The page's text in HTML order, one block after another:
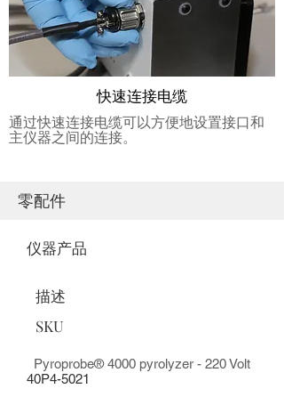
快速连接电缆
通过快速连接电缆可以方便地设置接口和
主仪器之间的连接。
零配件
仪器产品
描述
SKU
Pyroprobe® 4000 pyrolyzer - 220 Volt
40P4-5021